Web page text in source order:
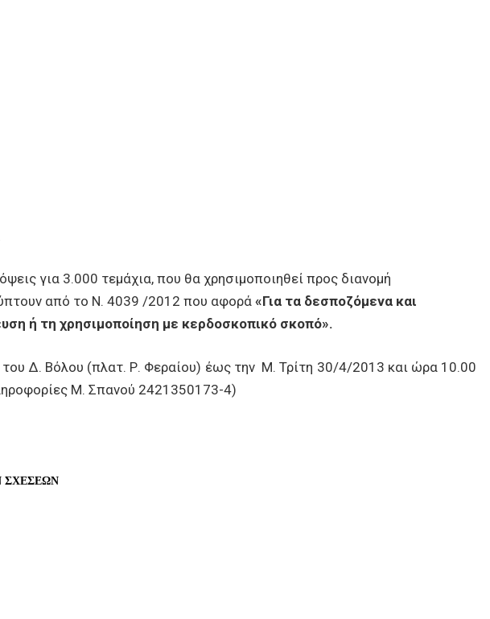
για 3.000 τεμάχια, που θα χρησιμοποιηθεί προς διανομή
από το Ν. 4039 /2012 που αφορά «Για τα δεσποζόμενα και
ή τη χρησιμοποίηση με κερδοσκοπικό σκοπό».
Δ. Βόλου (πλατ. Ρ. Φεραίου) έως την Μ. Τρίτη 30/4/2013 και ώρα 10.00
Μ. Σπανού 2421350173-4)